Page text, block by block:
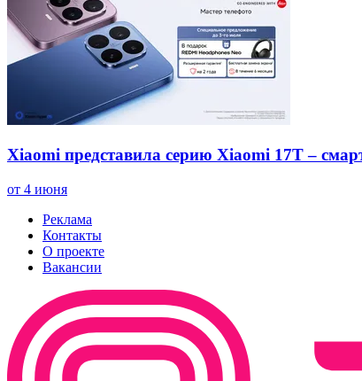
Xiaomi представила серию Xiaomi 17T –
от 4 июня
Реклама
Контакты
О проекте
Вакансии